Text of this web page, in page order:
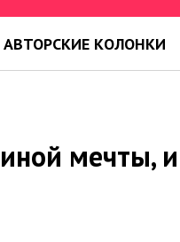
АВТОРСКИЕ КОЛОНКИ
мечты, и